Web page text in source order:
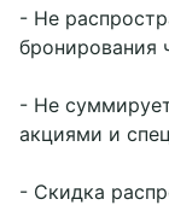
- Не
бронирования
- Не
акциями и
- Скидка